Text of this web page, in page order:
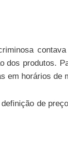
dos produtos.
em horários
de